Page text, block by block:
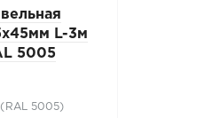
L-3м
5005
5005)